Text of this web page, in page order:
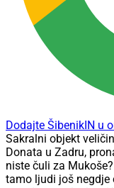
Dodajte ŠibenikIN u
Sakralni objekt
Donata u Zadru,
niste čuli za
tamo ljudi još negdje